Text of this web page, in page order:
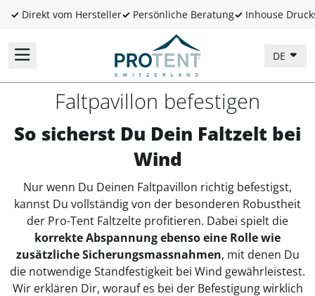
✓ Direkt vom Hersteller✓ Persönliche Beratung✓ Inhouse
DE
Faltpavillon befestigen
So sicherst Du Dein Faltzelt bei
Wind
Nur wenn Du Deinen Faltpavillon richtig befestigst,
kannst Du vollständig von der besonderen Robustheit
der Pro-Tent Faltzelte profitieren. Dabei spielt die
korrekte Abspannung ebenso eine Rolle wie
zusätzliche Sicherungsmassnahmen, mit denen Du
die notwendige Standfestigkeit bei Wind gewährleistest.
Wir erklären Dir, worauf es bei der Befestigung wirklich